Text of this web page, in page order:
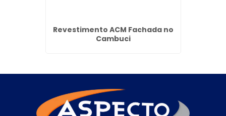
Revestimento ACM Fachada no
Cambuci